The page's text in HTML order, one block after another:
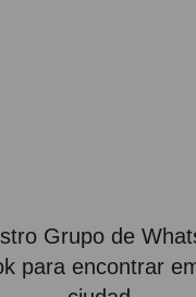
Grupo de
para encontrar